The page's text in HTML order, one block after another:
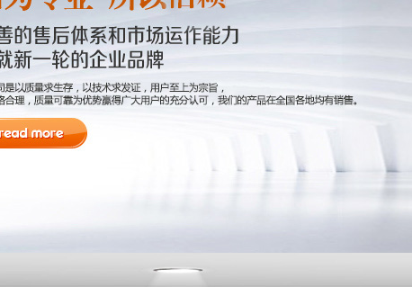
防腐储罐系列
钢衬PE、PO储罐系列
钢衬PE、PO反应釜系列
钢衬PE、PO管道系列
钢衬塑储罐系列
化工储罐系列